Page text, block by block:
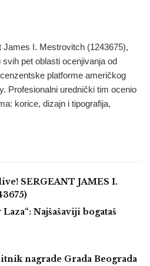
James I. Mestrovitch (1243675),
pet oblasti ocenjivanja od
platforme američkog
Profesionalni urednički tim ocenio
korice, dizajn i tipografija,
JAMES I.
Najšašaviji bogataš
nagrade Grada Beograda